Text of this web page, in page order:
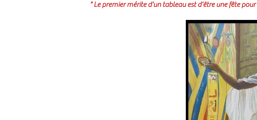
" Le premier mérite d'un tableau est d'être une fête pour